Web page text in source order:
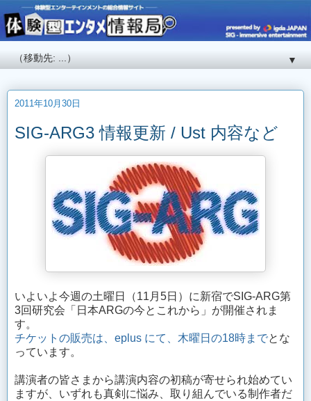
▼
2011年10月30日
SIG-ARG3 情報更新 / Ust 内容など
いよいよ今週の土曜日（11月5日）に新宿でSIG-ARG第
3回研究会「日本ARGの今とこれから」が開催されま
す。
チケットの販売は、eplus にて、木曜日の18時までとな
っています。
講演者の皆さまから講演内容の初稿が寄せられ始めてい
ますが、いずれも真剣に悩み、取り組んでいる制作者だ